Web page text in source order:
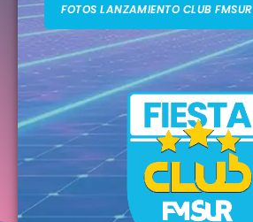
FOTOS LANZAMIENTO CLUB FMSUR